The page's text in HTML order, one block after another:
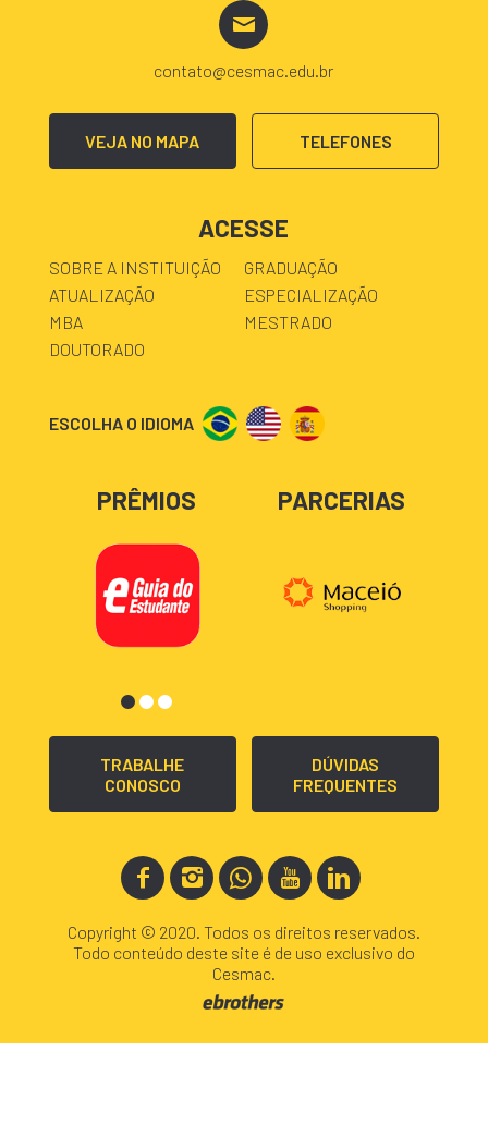
contato@cesmac.edu.br
VEJA NO MAPA TELEFONES
ACESSE
SOBRE A INSTITUIÇÃO
GRADUAÇÃO
ATUALIZAÇÃO
ESPECIALIZAÇÃO
MBA
MESTRADO
DOUTORADO
ESCOLHA O IDIOMA
PRÊMIOS PARCERIAS
TRABALHE
CONOSCO
DÚVIDAS
FREQUENTES
Copyright © 2020. Todos os direitos reservados.
Todo conteúdo deste site é de uso exclusivo do
Cesmac.